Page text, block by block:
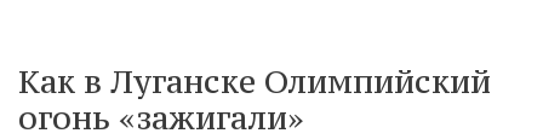
Как в Луганске Олимпийский
огонь «зажигали»